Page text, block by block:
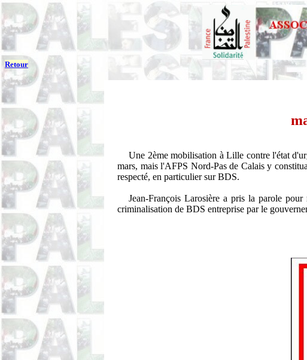
Retour
Une 2ème mobilisation à Lille contre l'état
mars, mais l'AFPS Nord-Pas de Calais y
respecté, en particulier sur BDS.
Jean-François Larosière a pris la parole
criminalisation de BDS entreprise par le